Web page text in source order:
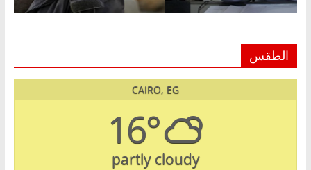
الطقس
CAIRO, EG
16°
partly cloudy